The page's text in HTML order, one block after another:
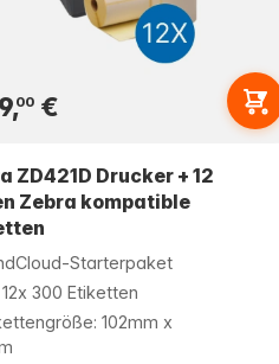
00 €
ZD421D Drucker + 12
Zebra kompatible
Starterpaket
300 Etiketten
102mm x